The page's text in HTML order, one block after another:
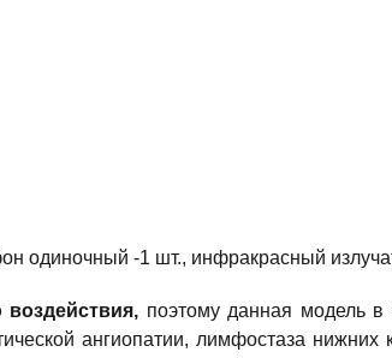
одиночный -1 шт., инфракрасный
поэтому данная модель
ангиопатии, лимфостаза нижних